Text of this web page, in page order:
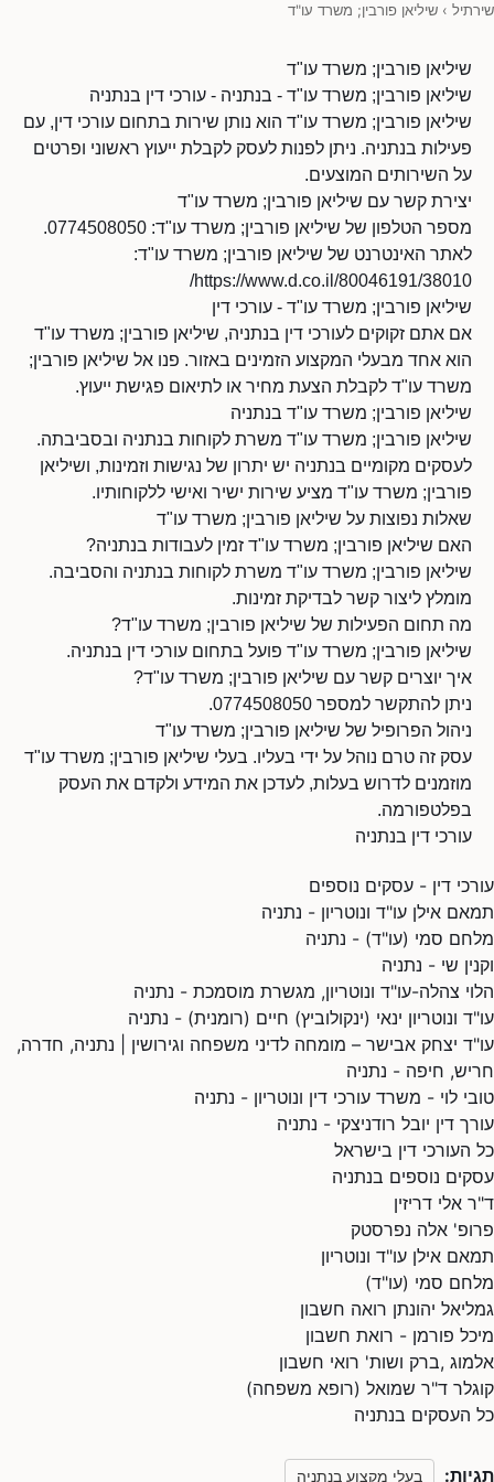
שירתיל › שיליאן פורבין; משרד עו"ד
שיליאן פורבין; משרד עו"ד
שיליאן פורבין; משרד עו"ד - בנתניה - עורכי דין בנתניה
שיליאן פורבין; משרד עו"ד הוא נותן שירות בתחום עורכי דין, עם
פעילות בנתניה. ניתן לפנות לעסק לקבלת ייעוץ ראשוני ופרטים
על השירותים המוצעים.
יצירת קשר עם שיליאן פורבין; משרד עו"ד
מספר הטלפון של שיליאן פורבין; משרד עו"ד: 0774508050.
לאתר האינטרנט של שיליאן פורבין; משרד עו"ד:
https://www.d.co.il/80046191/38010/
שיליאן פורבין; משרד עו"ד - עורכי דין
אם אתם זקוקים לעורכי דין בנתניה, שיליאן פורבין; משרד עו"ד
הוא אחד מבעלי המקצוע הזמינים באזור. פנו אל שיליאן פורבין;
משרד עו"ד לקבלת הצעת מחיר או לתיאום פגישת ייעוץ.
שיליאן פורבין; משרד עו"ד בנתניה
שיליאן פורבין; משרד עו"ד משרת לקוחות בנתניה ובסביבתה.
לעסקים מקומיים בנתניה יש יתרון של נגישות וזמינות, ושיליאן
פורבין; משרד עו"ד מציע שירות ישיר ואישי ללקוחותיו.
שאלות נפוצות על שיליאן פורבין; משרד עו"ד
האם שיליאן פורבין; משרד עו"ד זמין לעבודות בנתניה?
שיליאן פורבין; משרד עו"ד משרת לקוחות בנתניה והסביבה.
מומלץ ליצור קשר לבדיקת זמינות.
מה תחום הפעילות של שיליאן פורבין; משרד עו"ד?
שיליאן פורבין; משרד עו"ד פועל בתחום עורכי דין בנתניה.
איך יוצרים קשר עם שיליאן פורבין; משרד עו"ד?
ניתן להתקשר למספר 0774508050.
ניהול הפרופיל של שיליאן פורבין; משרד עו"ד
עסק זה טרם נוהל על ידי בעליו. בעלי שיליאן פורבין; משרד עו"ד
מוזמנים לדרוש בעלות, לעדכן את המידע ולקדם את העסק
בפלטפורמה.
עורכי דין בנתניה
עורכי דין - עסקים נוספים
תמאם אילן עו"ד ונוטריון - נתניה
מלחם סמי (עו"ד) - נתניה
וקנין שי - נתניה
הלוי צהלה-עו"ד ונוטריון, מגשרת מוסמכת - נתניה
עו"ד ונוטריון ינאי (ינקולוביץ) חיים (רומנית) - נתניה
עו"ד יצחק אבישר – מומחה לדיני משפחה וגירושין | נתניה, חדרה,
חריש, חיפה - נתניה
טובי לוי - משרד עורכי דין ונוטריון - נתניה
עורך דין יובל רודניצקי - נתניה
כל העורכי דין בישראל
עסקים נוספים בנתניה
ד"ר אלי דריזין
פרופ' אלה נפרסטק
תמאם אילן עו"ד ונוטריון
מלחם סמי (עו"ד)
גמליאל יהונתן רואה חשבון
מיכל פורמן - רואת חשבון
אלמוג ,ברק ושות' רואי חשבון
קוגלר ד"ר שמואל (רופא משפחה)
כל העסקים בנתניה
תגיות: בעלי מקצוע בנתניה